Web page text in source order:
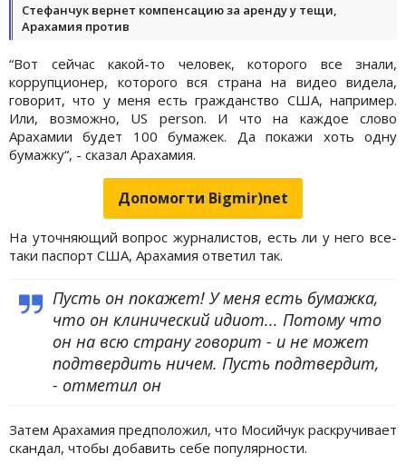
Стефанчук вернет компенсацию за аренду у тещи,
Арахамия против
“Вот сейчас какой-то человек, которого все знали,
коррупционер, которого вся страна на видео видела,
говорит, что у меня есть гражданство США, например.
Или, возможно, US person. И что на каждое слово
Арахамии будет 100 бумажек. Да покажи хоть одну
бумажку“, - сказал Арахамия.
Допомогти Bigmir)net
На уточняющий вопрос журналистов, есть ли у него все-
таки паспорт США, Арахамия ответил так.
Пусть он покажет! У меня есть бумажка,
что он клинический идиот... Потому что
он на всю страну говорит - и не может
подтвердить ничем. Пусть подтвердит,
- отметил он
Затем Арахамия предположил, что Мосийчук раскручивает
скандал, чтобы добавить себе популярности.